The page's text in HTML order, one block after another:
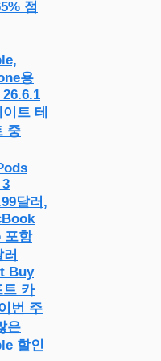
점
용
트 테
중
달러,
포함
러
Buy
트 카
번 주
은
할인